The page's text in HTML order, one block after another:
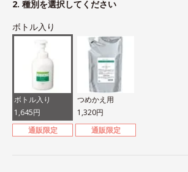
2. 種別を選択してください
ボトル入り
ボトル入り
1,645円
通販限定
つめかえ用
1,320円
通販限定